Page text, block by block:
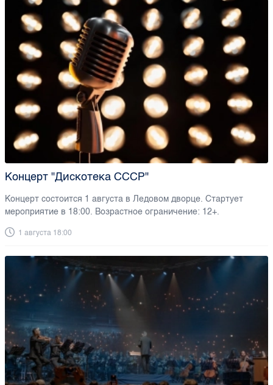
Концерт "Дискотека СССР"
Концерт состоится 1 августа в Ледовом дворце. Стартует
мероприятие в 18:00. Возрастное ограничение: 12+.
1 августа 18:00